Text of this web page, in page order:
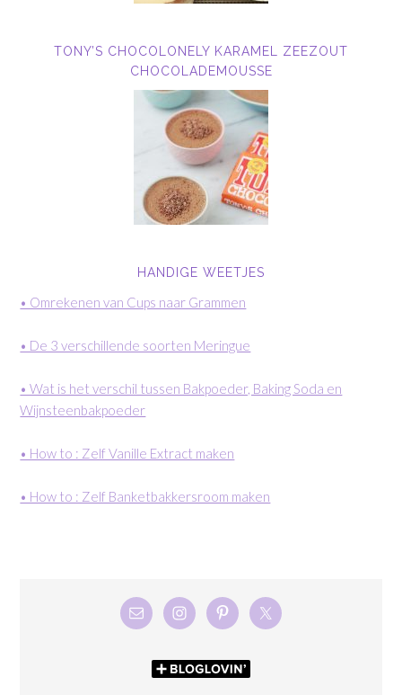
TONY’S CHOCOLONELY KARAMEL ZEEZOUT
CHOCOLADEMOUSSE
HANDIGE WEETJES
• Omrekenen van Cups naar Grammen
• De 3 verschillende soorten Meringue
• Wat is het verschil tussen Bakpoeder, Baking Soda en
Wijnsteenbakpoeder
• How to : Zelf Vanille Extract maken
• How to : Zelf Banketbakkersroom maken